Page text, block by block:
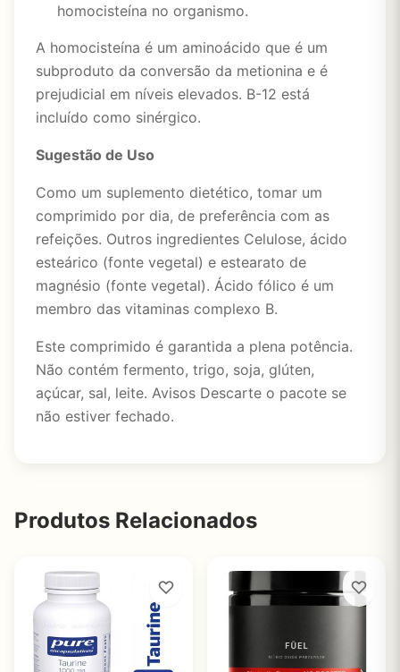
homocisteína no organismo.
A homocisteína é um aminoácido que é um
subproduto da conversão da metionina e é
prejudicial em níveis elevados. B-12 está
incluído como sinérgico.
Sugestão de Uso
Como um suplemento dietético, tomar um
comprimido por dia, de preferência com as
refeições. Outros ingredientes Celulose, ácido
esteárico (fonte vegetal) e estearato de
magnésio (fonte vegetal). Ácido fólico é um
membro das vitaminas complexo B.
Este comprimido é garantida a plena potência.
Não contém fermento, trigo, soja, glúten,
açúcar, sal, leite. Avisos Descarte o pacote se
não estiver fechado.
Produtos Relacionados